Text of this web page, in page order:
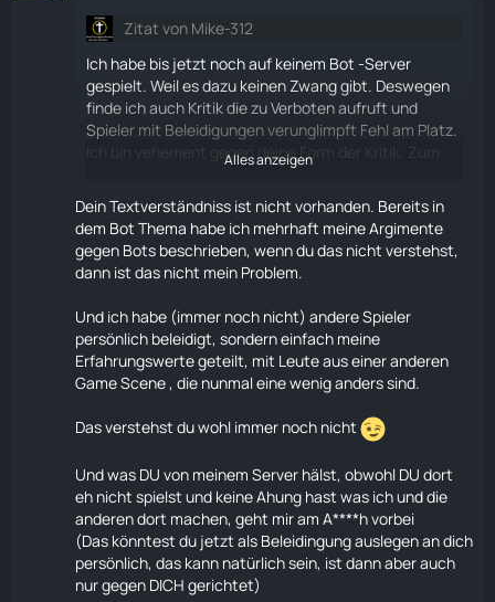
Zitat von Mike-312
Ich habe bis jetzt noch auf keinem Bot -Server
gespielt. Weil es dazu keinen Zwang gibt. Deswegen
finde ich auch Kritik die zu Verboten aufruft und
Spieler mit Beleidigungen verunglimpft Fehl am Platz.
Ich bin vehement gegen deine Form der Kritik. Zum
einen weil sie über Kritik hinaus geht und zum andern
nicht angemessen ist. Du hast keine Argumente
gegen Bots, bloß Beschimpfungen und deine
Vorstellung was das "wahre" Scum ist. Du bist kein
Fan sondern Fanatiker.
Die Devs sind sich selber noch nicht einig was Scum
werden soll, aber du weist es schon besser ?
Die Aussagen bisher der Devs sprechen nicht gegen
Bots. Maximal gegen eine finanzielle Ausnutzung von
Bots, sprich das verkaufen von Item gegen reale
. Aber das geht auch ohne.
Ich finde auch das Scum in der bisherigen
Entwicklung zu sehr in Richtung Loot-Schießbude
geht. Siehe Schleifstein. Allerdings werde ich das
keinem verbieten wollen noch werde ich diese Spieler
beleidigen, sondern meine Kritik gegen über den Devs
Alles anzeigen
Dein Textverständniss ist nicht vorhanden. Bereits in
dem Bot Thema habe ich mehrhaft meine Argimente
gegen Bots beschrieben, wenn du das nicht verstehst,
dann ist das nicht mein Problem.
Und ich habe (immer noch nicht) andere Spieler
persönlich beleidigt, sondern einfach meine
Erfahrungswerte geteilt, mit Leute aus einer anderen
Game Scene , die nunmal eine wenig anders sind.
Das verstehst du wohl immer noch nicht
Und was DU von meinem Server hälst, obwohl DU dort
eh nicht spielst und keine Ahung hast was ich und die
anderen dort machen, geht mir am A****h vorbei
(Das könntest du jetzt als Beleidingung auslegen an dich
persönlich, das kann natürlich sein, ist dann aber auch
nur gegen DICH gerichtet)